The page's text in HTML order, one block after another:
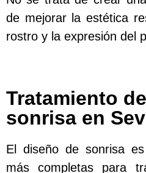
de mejorar la estética
rostro y la expresión del
Tratamiento
sonrisa en
El diseño de sonrisa
más completas para